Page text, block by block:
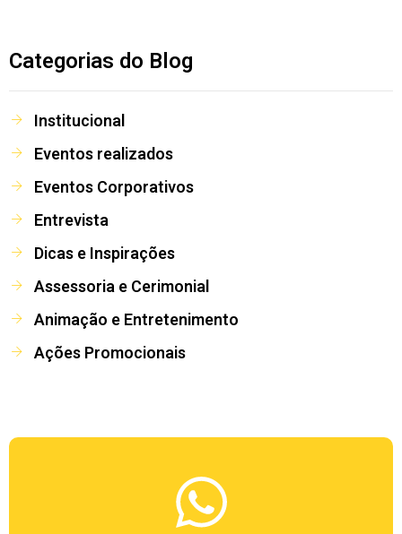
Categorias do Blog
Institucional
Eventos realizados
Eventos Corporativos
Entrevista
Dicas e Inspirações
Assessoria e Cerimonial
Animação e Entretenimento
Ações Promocionais